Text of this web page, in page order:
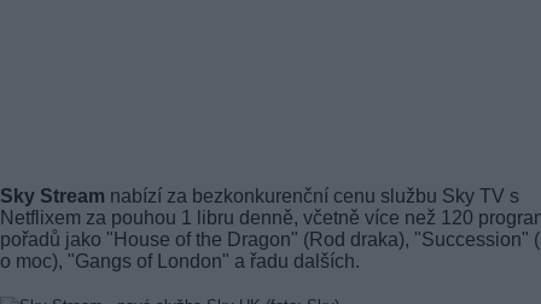
Sky Stream nabízí za bezkonkurenční cenu službu Sky TV s
Netflixem za pouhou 1 libru denně, včetně více než 120
pořadů jako "House of the Dragon" (Rod draka), "Succession"
o moc), "Gangs of London" a řadu dalších.